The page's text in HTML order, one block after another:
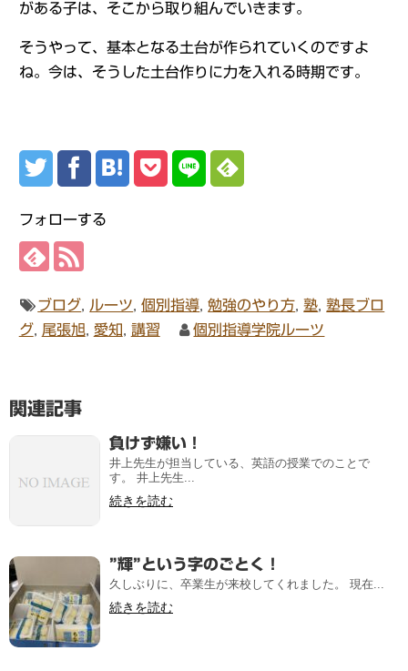
がある子は、そこから取り組んでいきます。
そうやって、基本となる土台が作られていくのですよ
ね。今は、そうした土台作りに力を入れる時期です。
フォローする
ブログ ルーツ ,個別指導 ,勉強のやり方 ,塾 ,塾長ブロ
グ, 尾張旭, 愛知 講習 個別指導学院ルーツ
関連記事
負けず嫌い！
井上先生が担当している、英語の授業でのことで
す。 井上先生...
続きを読む
”輝”という字のごとく！
久しぶりに、卒業生が来校してくれました。 現在...
続きを読む